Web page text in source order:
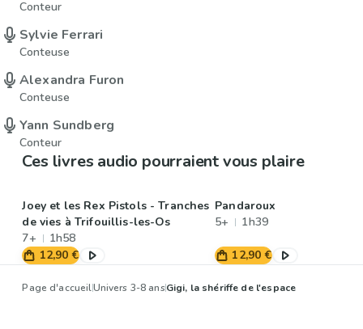
Conteur
Sylvie Ferrari
Conteuse
Alexandra Furon
Conteuse
Yann Sundberg
Conteur
Ces livres audio pourraient vous plaire
Joey et les Rex Pistols - Tranches
de vies à Trifouillis-les-Os
7+
1h58
12,90 €
Pandaroux
5+
1h39
12,90 €
Page d'accueilUnivers 3-8 ansGigi, la shériffe de l'espace